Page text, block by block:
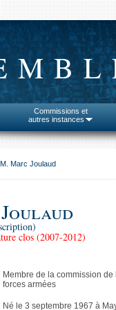
Commissions et
autres instances
Marc Joulaud
clos (2007-2012)
Membre de la commission
forces armées
Né le 3 septembre 1967 à